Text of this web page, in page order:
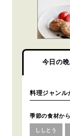
今日の
季節の食材か
ししとう